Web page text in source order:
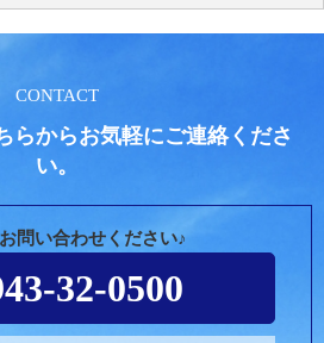
CONTACT
らからお気軽にご連絡くださ
い。
問い合わせください♪
32-0500